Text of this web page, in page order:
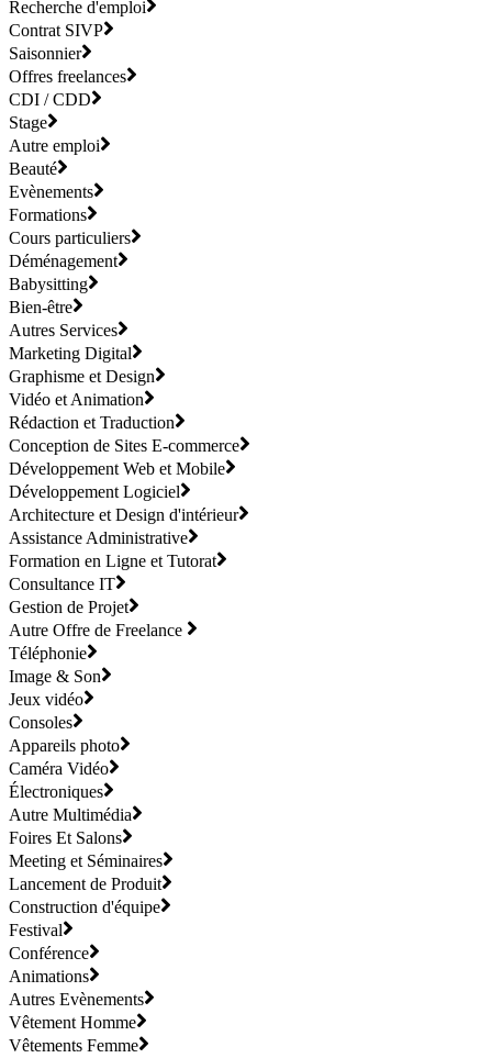
Recherche d'emploi
Contrat SIVP
Saisonnier
Offres freelances
CDI / CDD
Stage
Autre emploi
Beauté
Evènements
Formations
Cours particuliers
Déménagement
Babysitting
Bien-être
Autres Services
Marketing Digital
Graphisme et Design
Vidéo et Animation
Rédaction et Traduction
Conception de Sites E-commerce
Développement Web et Mobile
Développement Logiciel
Architecture et Design d'intérieur
Assistance Administrative
Formation en Ligne et Tutorat
Consultance IT
Gestion de Projet
Autre Offre de Freelance
Téléphonie
Image & Son
Jeux vidéo
Consoles
Appareils photo
Caméra Vidéo
Électroniques
Autre Multimédia
Foires Et Salons
Meeting et Séminaires
Lancement de Produit
Construction d'équipe
Festival
Conférence
Animations
Autres Evènements
Vêtement Homme
Vêtements Femme